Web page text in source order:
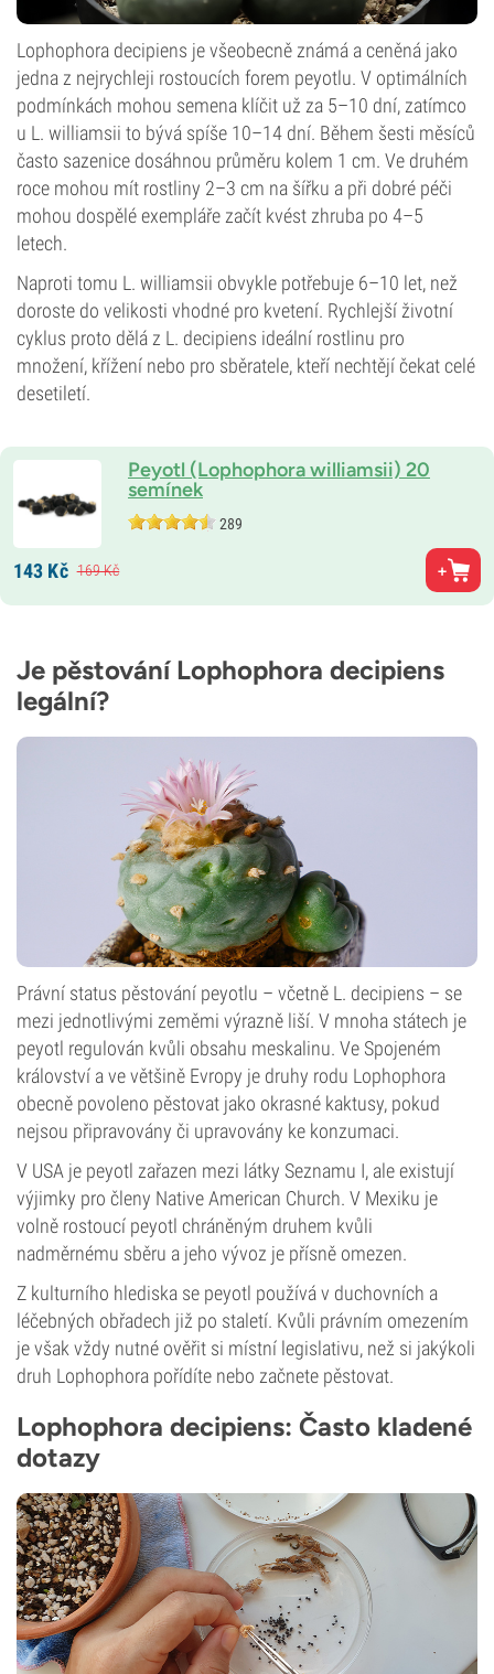
Lophophora decipiens je všeobecně známá a ceněná jako
jedna z nejrychleji rostoucích forem peyotlu. V optimálních
podmínkách mohou semena klíčit už za 5–10 dní, zatímco
u L. williamsii to bývá spíše 10–14 dní. Během šesti měsíců
často sazenice dosáhnou průměru kolem 1 cm. Ve druhém
roce mohou mít rostliny 2–3 cm na šířku a při dobré péči
mohou dospělé exempláře začít kvést zhruba po 4–5
letech.
Naproti tomu L. williamsii obvykle potřebuje 6–10 let, než
doroste do velikosti vhodné pro kvetení. Rychlejší životní
cyklus proto dělá z L. decipiens ideální rostlinu pro
množení, křížení nebo pro sběratele, kteří nechtějí čekat celé
desetiletí.
Peyotl (Lophophora williamsii) 20
semínek
289
143 Kč 169Kč
Je pěstování Lophophora decipiens
legální?
Právní status pěstování peyotlu – včetně L. decipiens – se
mezi jednotlivými zeměmi výrazně liší. V mnoha státech je
peyotl regulován kvůli obsahu meskalinu. Ve Spojeném
království a ve většině Evropy je druhy rodu Lophophora
obecně povoleno pěstovat jako okrasné kaktusy, pokud
nejsou připravovány či upravovány ke konzumaci.
V USA je peyotl zařazen mezi látky Seznamu I, ale existují
výjimky pro členy Native American Church. V Mexiku je
volně rostoucí peyotl chráněným druhem kvůli
nadměrnému sběru a jeho vývoz je přísně omezen.
Z kulturního hlediska se peyotl používá v duchovních a
léčebných obřadech již po staletí. Kvůli právním omezením
je však vždy nutné ověřit si místní legislativu, než si jakýkoli
druh Lophophora pořídíte nebo začnete pěstovat.
Lophophora decipiens: Často kladené
dotazy